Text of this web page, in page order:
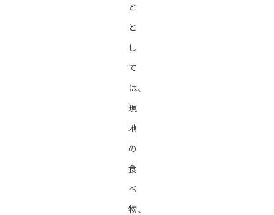
と
と
し
て
は、
現
地
の
食
べ
物、